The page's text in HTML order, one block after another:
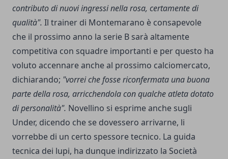
contributo di nuovi ingressi nella rosa, certamente di
qualità". Il trainer di Montemarano è consapevole
che il prossimo anno la serie B sarà altamente
competitiva con squadre importanti e per questo ha
voluto accennare anche al prossimo calciomercato,
dichiarando; "vorrei che fosse riconfermata una buona
parte della rosa, arricchendola con qualche atleta dotato
di personalità". Novellino si esprime anche sugli
Under, dicendo che se dovessero arrivarne, li
vorrebbe di un certo spessore tecnico. La guida
tecnica dei lupi, ha dunque indirizzato la Società